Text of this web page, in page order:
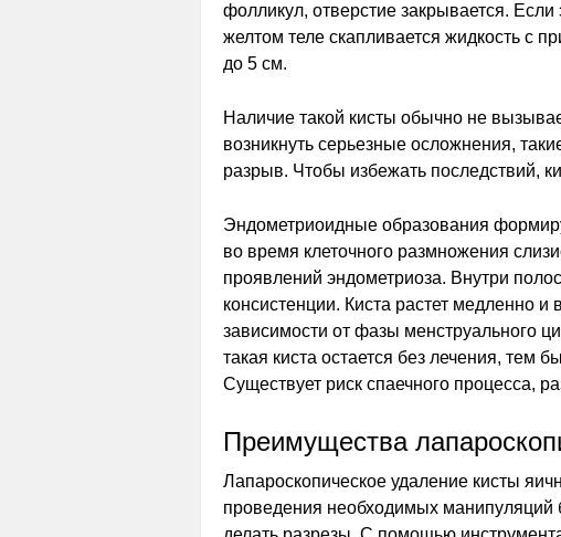
фолликул, отверстие закрывается.
желтом теле скапливается жидкость с
до 5 см.
Наличие такой кисты обычно не
возникнуть серьезные осложнения,
разрыв. Чтобы избежать последствий,
Эндометриоидные образования
во время клеточного размножения
проявлений эндометриоза. Внутри
консистенции. Киста растет медленно
зависимости от фазы менструального
такая киста остается без лечения, тем
Существует риск спаечного процесса,
Преимущества
Лапароскопическое удаление кисты
проведения необходимых манипуляций